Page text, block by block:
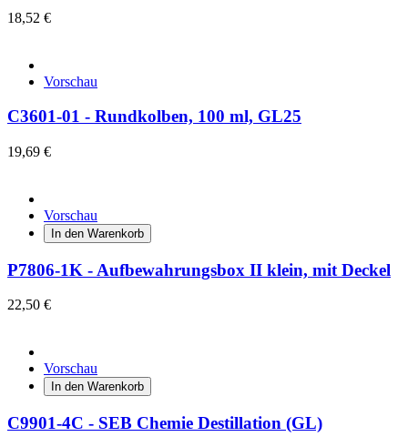
18,52 €
Vorschau
C3601-01 - Rundkolben, 100 ml, GL25
19,69 €
Vorschau
In den Warenkorb
P7806-1K - Aufbewahrungsbox II klein, mit Deckel
22,50 €
Vorschau
In den Warenkorb
C9901-4C - SEB Chemie Destillation (GL)